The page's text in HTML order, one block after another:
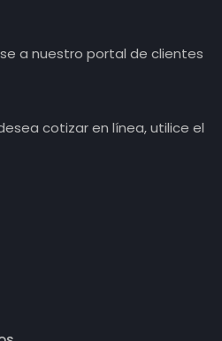
a nuestro portal de clientes
cotizar en línea, utilice el